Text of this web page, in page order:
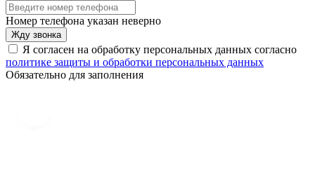
Номер телефона указан неверно
Жду звонка
Я согласен на обработку персональных данных согласно
политике защиты и обработки персональных данных
Обязательно для заполнения